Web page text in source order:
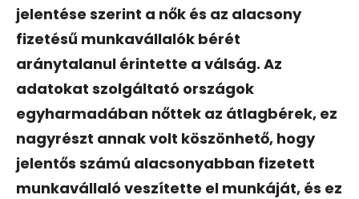
jelentése szerint a nők és az alacsony
fizetésű munkavállalók bérét
aránytalanul érintette a válság. Az
adatokat szolgáltató országok
egyharmadában nőttek az átlagbérek, ez
nagyrészt annak volt köszönhető, hogy
jelentős számú alacsonyabban fizetett
munkavállaló veszítette el munkáját, és ez